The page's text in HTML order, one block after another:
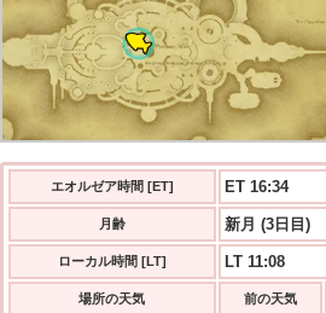
エオルゼア時間 [ET] ET 16:34
月齢 新月 (3日目)
ローカル時間 [LT] LT 11:08
場所の天気 前の天気